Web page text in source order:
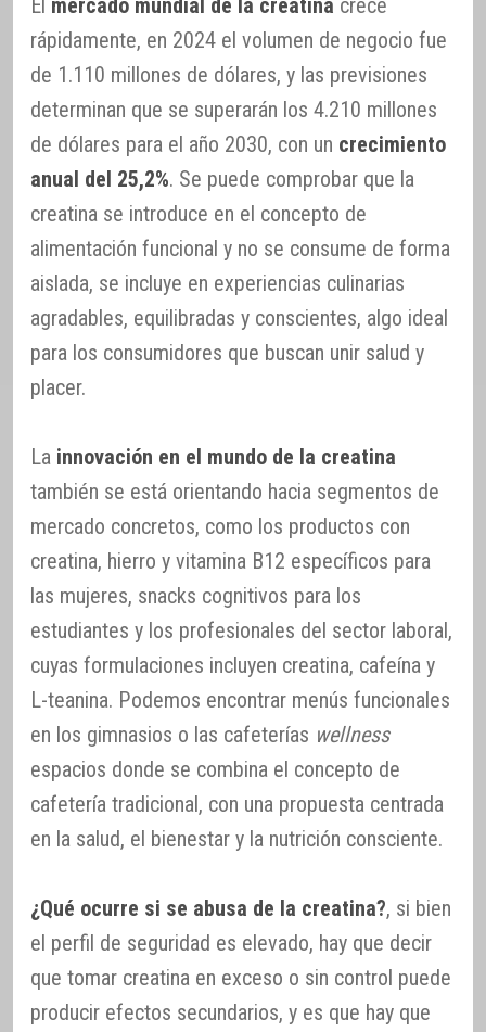
rápidamente, en 2024 el volumen de negocio fue
de 1.110 millones de dólares, y las previsiones
determinan que se superarán los 4.210 millones
de dólares para el año 2030, con un crecimiento
anual del 25,2%. Se puede comprobar que la
creatina se introduce en el concepto de
alimentación funcional y no se consume de forma
aislada, se incluye en experiencias culinarias
agradables, equilibradas y conscientes, algo ideal
para los consumidores que buscan unir salud y
placer.
La innovación en el mundo de la creatina
también se está orientando hacia segmentos de
mercado concretos, como los productos con
creatina, hierro y vitamina B12 específicos para
las mujeres, snacks cognitivos para los
estudiantes y los profesionales del sector laboral,
cuyas formulaciones incluyen creatina, cafeína y
L-teanina. Podemos encontrar menús funcionales
en los gimnasios o las cafeterías wellness
espacios donde se combina el concepto de
cafetería tradicional, con una propuesta centrada
en la salud, el bienestar y la nutrición consciente.
¿Qué ocurre si se abusa de la creatina?, si bien
el perfil de seguridad es elevado, hay que decir
que tomar creatina en exceso o sin control puede
producir efectos secundarios, y es que hay que